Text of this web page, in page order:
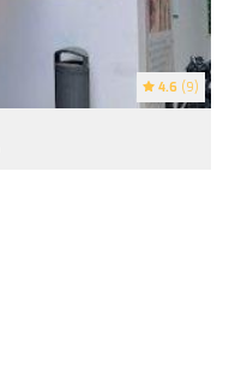
4.6 (9)